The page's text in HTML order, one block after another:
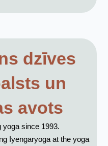
dzīves
un
avots
yoga since 1993.
Iyengaryoga at the yoga